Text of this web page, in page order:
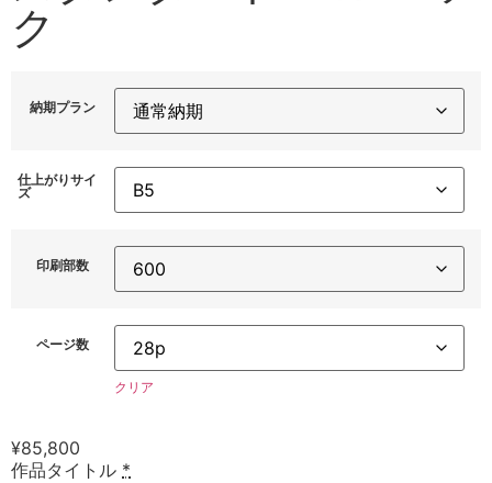
ク
納期プラン
仕上がりサイ
ズ
印刷部数
ページ数
クリア
¥85,800
作品タイトル *